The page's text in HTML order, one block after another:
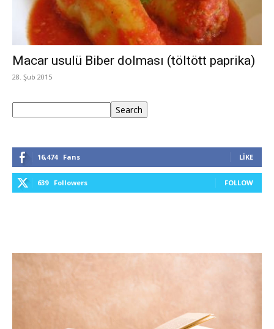
Macar usulü Biber dolması (töltött paprika)
28. Şub 2015
Search
16,474 Fans LIKE
639 Followers FOLLOW